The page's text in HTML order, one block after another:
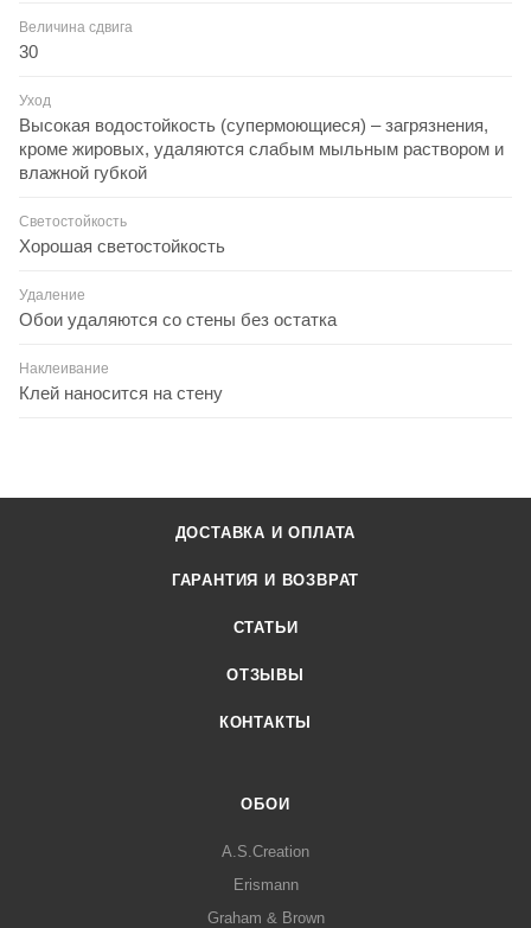
Величина сдвига
30
Уход
Высокая водостойкость (супермоющиеся) – загрязнения,
кроме жировых, удаляются слабым мыльным раствором и
влажной губкой
Светостойкость
Хорошая светостойкость
Удаление
Обои удаляются со стены без остатка
Наклеивание
Клей наносится на стену
ДОСТАВКА И ОПЛАТА
ГАРАНТИЯ И ВОЗВРАТ
СТАТЬИ
ОТЗЫВЫ
КОНТАКТЫ
ОБОИ
A.S.Creation
Erismann
Graham & Brown